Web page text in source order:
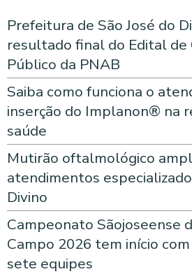
Prefeitura de São José do
resultado final do Edital de
Público da PNAB
Saiba como funciona o
inserção do Implanon® na
saúde
Mutirão oftalmológico
atendimentos
Divino
Campeonato Sãojoseense
Campo 2026 tem início
sete equipes